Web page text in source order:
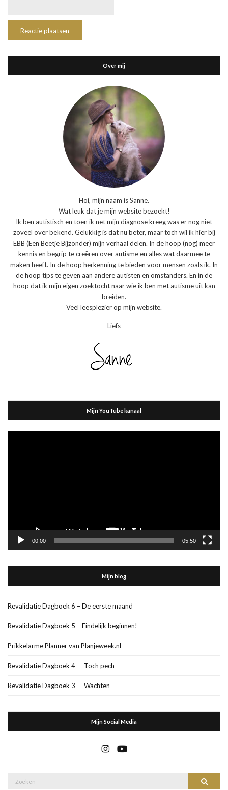
Over mij
Hoi, mijn naam is Sanne.
Wat leuk dat je mijn website bezoekt!
Ik ben autistisch en toen ik net mijn diagnose kreeg was er nog niet
zoveel over bekend. Gelukkig is dat nu beter, maar toch wil ik hier bij
EBB (Een Beetje Bijzonder) mijn verhaal delen. In de hoop (nog) meer
kennis en begrip te creëren over autisme en alles wat daarmee te
maken heeft. In de hoop herkenning te bieden voor mensen zoals ik. In
de hoop tips te geven aan andere autisten en omstanders. En in de
hoop dat ik mijn eigen zoektocht naar wie ik ben met autisme uit kan
breiden.
Veel leesplezier op mijn website.
Liefs
Mijn YouTube kanaal
00:00 05:50
Mijn blog
Revalidatie Dagboek 6 – De eerste maand
Revalidatie Dagboek 5 – Eindelijk beginnen!
Prikkelarme Planner van Planjeweek.nl
Revalidatie Dagboek 4 — Toch pech
Revalidatie Dagboek 3 — Wachten
Mijn Social Media